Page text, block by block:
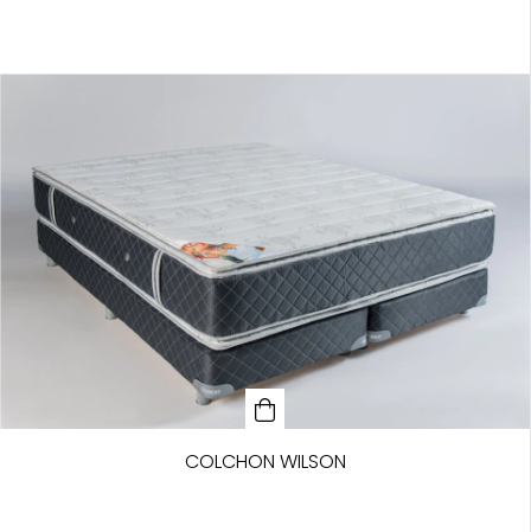
COLCHON WILSON